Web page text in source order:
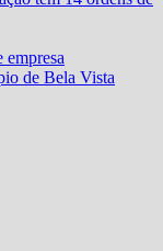
de Bela Vista